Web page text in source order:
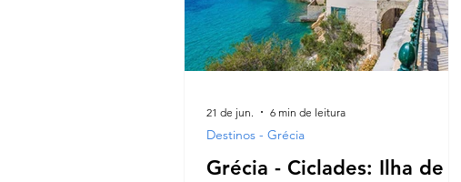
Grécia - Ciclades: Ilha de
Destinos - Grécia
21 de jun. 6 min de leitura